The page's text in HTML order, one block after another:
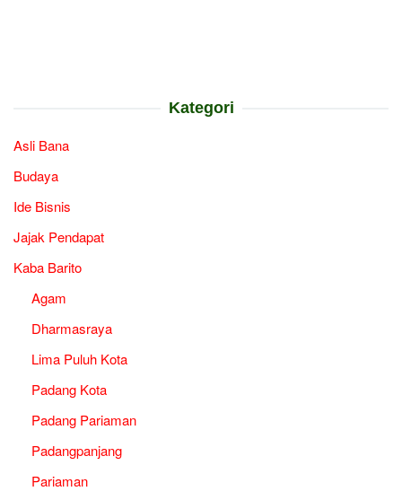
Kategori
Asli Bana
Budaya
Ide Bisnis
Jajak Pendapat
Kaba Barito
Agam
Dharmasraya
Lima Puluh Kota
Padang Kota
Padang Pariaman
Padangpanjang
Pariaman